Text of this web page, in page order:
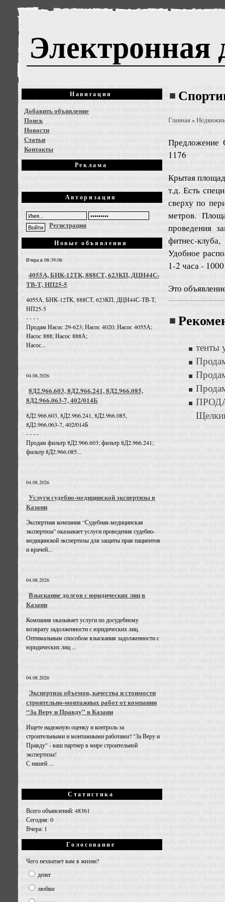
Электронная
Навигация
Добавить объявление
Поиск
Новости
Статьи
Контакты
Реклама
Авторизация
Регистрация
Новые объявления
Вчера в 08:39:06
4055А, БНК-12ТК, 888СТ, 623КП, ДЦН44С-
ТВ-Т, НП25-5
4055А, БНК-12ТК, 888СТ, 623КП, ДЦН44С-ТВ-Т,
НП25-5
- - - -
Продам Насос 29-623; Насос 4020; Насос 4055А;
Насос 888; Насос 888А;
Насос...
04.08.2026
8Д2.966.603, 8Д2.966.241, 8Д2.966.085,
8Д2.966.063-7, 402/014Б
8Д2.966.603, 8Д2.966.241, 8Д2.966.085,
8Д2.966.063-7, 402/014Б
- - - -
Продам фильтр 8Д2.966.603; фильтр 8Д2.966.241;
фильтр 8Д2.966.085...
04.08.2026
Услуги судебно-медицинской экспертизы в
Казани
Экспертная компания “Судебная-медицинская
экспертиза” оказывает услуги проведения судебно-
медицинской экспертизы для защиты прав пациентов
и врачей...
04.08.2026
Взыскание долгов с юридических лиц в
Казани
Компания оказывает услуги по досудебному
возврату задолженности с юридических лиц.
Оптимальным способом взыскания задолженности с
юридических лиц ...
04.08.2026
Экспертиза объемов, качества и стоимости
строительно-монтажных работ от компании
“За Веру и Правду” в Казани
Ищете надежную оценку и контроль за
строительными и монтажными работами? "За Веру и
Правду" - ваш партнер в мире строительной
экспертизы!
С нашей ...
Статистика
Всего объявлений: 48361
Сегодня: 0
Вчера: 1
Голосование
Чего нехватает вам в жизни?
денег
любви
Главная»
Предложение
1176
Крытая
т.д. Есть
сверху по
метров.
проведения
фитнес-
Удобное
1-2 часа -
Это
тенты